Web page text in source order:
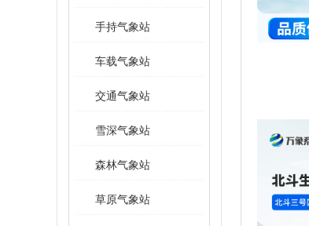
手持气象站
车载气象站
交通气象站
雪深气象站
森林气象站
草原气象站